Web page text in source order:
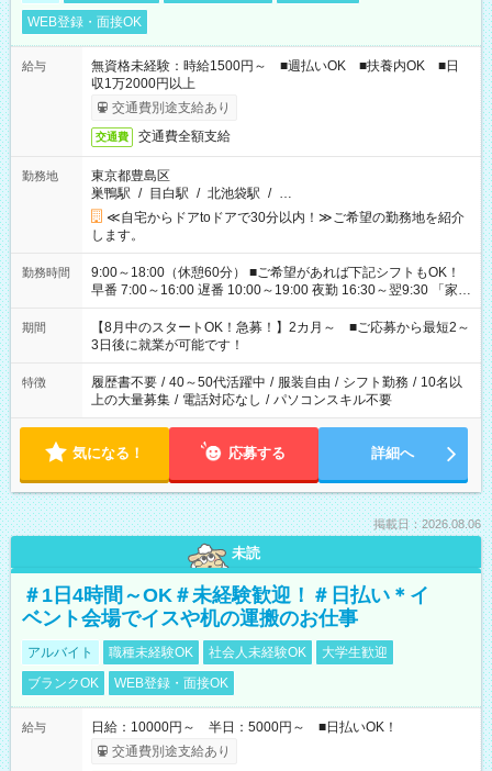
WEB登録・面接OK
給与
無資格未経験：時給1500円～ ■週払いOK ■扶養内OK ■日
収1万2000円以上
交通費別途支給あり
交通費 交通費全額支給
勤務地
東京都豊島区
巣鴨駅 / 目白駅 / 北池袋駅 / …
≪自宅からドアtoドアで30分以内！≫ご希望の勤務地を紹介
します。
勤務時間
9:00～18:00（休憩60分） ■ご希望があれば下記シフトもOK！
早番 7:00～16:00 遅番 10:00～19:00 夜勤 16:30～翌9:30 「家族
と休みを合わせたい」 「余裕を持って夕飯の準備がしたい」
「できれば残業はしたくない」 など、ご希望を教えてください
ね。 ※Wワーク希望の方へ 今ご覧のお仕事で希望する勤務時間
と、もう1つのお仕事の勤務時間。 合計で週40時間を超える場
合は応募できません。
期間
【8月中のスタートOK！急募！】2カ月～ ■ご応募から最短2～
3日後に就業が可能です！
特徴 履歴書不要 / 40～50代活躍中 / 服装自由 / シフト勤務 / 10名以
上の大量募集 / 電話対応なし / パソコンスキル不要
気になる！ 応募する 詳細へ
掲載日：2026.08.06
未読
＃1日4時間～OK＃未経験歓迎！＃日払い＊イ
ベント会場でイスや机の運搬のお仕事
アルバイト 職種未経験OK 社会人未経験OK
大学生歓迎
ブランクOK
WEB登録・面接OK
給与
日給：10000円～ 半日：5000円～ ■日払いOK！
交通費別途支給あり